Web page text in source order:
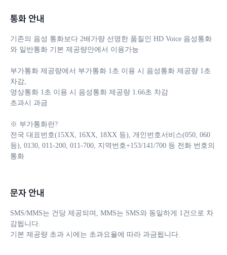
통화 안내
기존의 음성 통화보다 2배가량 선명한 품질인 HD Voice 음성통화
와 일반통화 기본 제공량안에서 이용가능
부가통화 제공량에서 부가통화 1초 이용 시 음성통화 제공량 1초
차감,
영상통화 1초 이용 시 음성통화 제공량 1.66초 차감
초과시 과금
※ 부가통화란?
전국 대표번호(15XX, 16XX, 18XX 등), 개인번호서비스(050, 060
등), 0130, 011-200, 011-700, 지역번호+153/141/700 등 전화 번호의
통화
문자 안내
SMS/MMS는 건당 제공되며, MMS는 SMS와 동일하게 1건으로 차
감됩니다.
기본 제공량 초과 시에는 초과요율에 따라 과금됩니다.